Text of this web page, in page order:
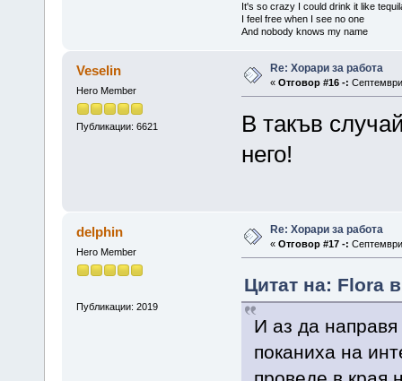
It's so crazy I could drink it like
I feel free when I see no one
And nobody knows my name
Veselin
Hero Member
Публикации: 6621
Re: Хорари за работа
« Отговор #16 -:
В такъв
него!
delphin
Hero Member
Публикации: 2019
Re: Хорари за работа
« Отговор #17 -:
Цитат на: Flora
И аз да
поканиха на